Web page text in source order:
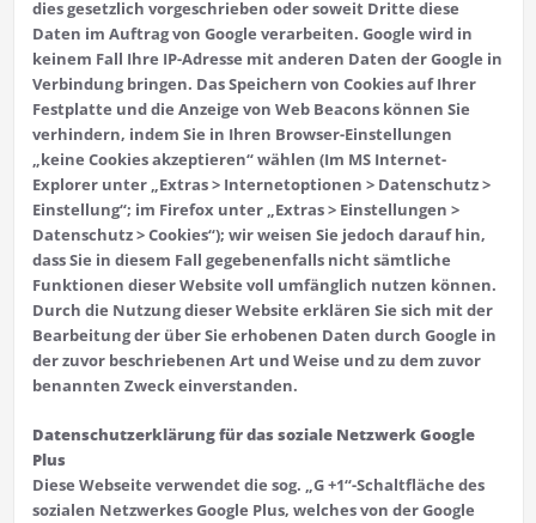
dies gesetzlich vorgeschrieben oder soweit Dritte diese
Daten im Auftrag von Google verarbeiten. Google wird in
keinem Fall Ihre IP-Adresse mit anderen Daten der Google in
Verbindung bringen. Das Speichern von Cookies auf Ihrer
Festplatte und die Anzeige von Web Beacons können Sie
verhindern, indem Sie in Ihren Browser-Einstellungen
„keine Cookies akzeptieren“ wählen (Im MS Internet-
Explorer unter „Extras > Internetoptionen > Datenschutz >
Einstellung“; im Firefox unter „Extras > Einstellungen >
Datenschutz > Cookies“); wir weisen Sie jedoch darauf hin,
dass Sie in diesem Fall gegebenenfalls nicht sämtliche
Funktionen dieser Website voll umfänglich nutzen können.
Durch die Nutzung dieser Website erklären Sie sich mit der
Bearbeitung der über Sie erhobenen Daten durch Google in
der zuvor beschriebenen Art und Weise und zu dem zuvor
benannten Zweck einverstanden.
Datenschutzerklärung für das soziale Netzwerk Google
Plus
Diese Webseite verwendet die sog. „G +1“-Schaltfläche des
sozialen Netzwerkes Google Plus, welches von der Google